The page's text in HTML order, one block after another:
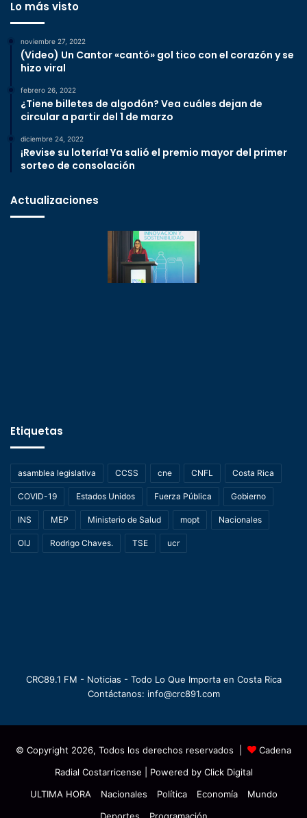
Lo más visto
noviembre 27, 2022
(Video) Un Cantor «cantó» gol tico con el corazón y se
hizo viral
febrero 26, 2022
¿Tiene billetes de algodón? Vea cuáles dejan de
circular a partir del 1 de marzo
diciembre 24, 2022
¡Revise su lotería! Ya salió el premio mayor del primer
sorteo de consolación
Actualizaciones
Etiquetas
asamblea legislativa CCSS cne CNFL Costa Rica
COVID-19 Estados Unidos Fuerza Pública Gobierno
INS MEP Ministerio de Salud mopt Nacionales
OIJ Rodrigo Chaves. TSE ucr
CRC89.1 FM - Noticias - Todo Lo Que Importa en Costa Rica
Contáctanos: info@crc891.com
© Copyright 2026, Todos los derechos reservados |
Cadena
Radial Costarricense | Powered by Click Digital
ULTIMA HORA
Nacionales Política Economía
Mundo